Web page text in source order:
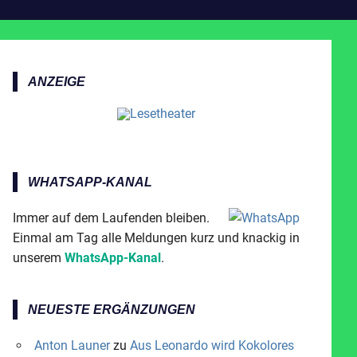
ANZEIGE
WHATSAPP-KANAL
Immer auf dem Laufenden bleiben.
Einmal am Tag alle Meldungen kurz und knackig in
unserem WhatsApp-Kanal.
NEUESTE ERGÄNZUNGEN
Anton Launerzu Aus Leonardo wird Kokolores